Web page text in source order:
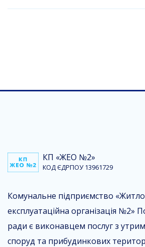
КП «ЖЕО №2»
КОД ЄДРПОУ 13961729
Комунальне підприємство
експлуатаційна організація №2»
ради є виконавцем послуг з
споруд та прибудинкових